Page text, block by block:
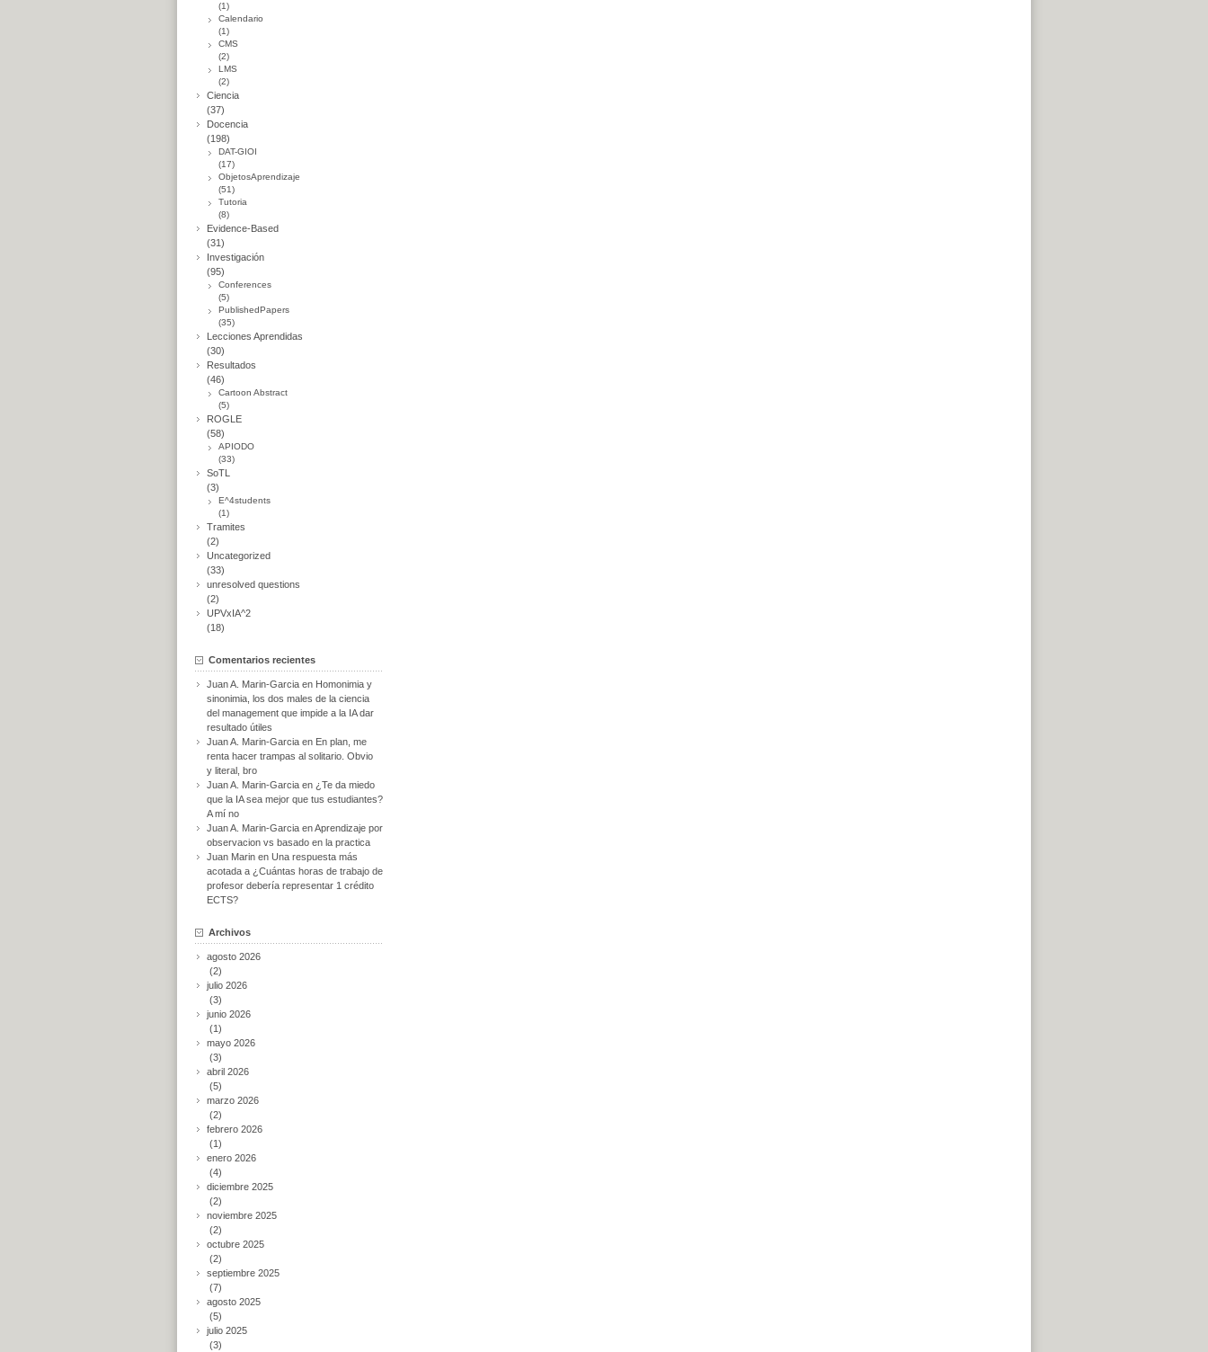
(1)
Calendario
(1)
CMS
(2)
LMS
(2)
Ciencia
(37)
Docencia
(198)
DAT-GIOI
(17)
ObjetosAprendizaje
(51)
Tutoria
(8)
Evidence-Based
(31)
Investigación
(95)
Conferences
(5)
PublishedPapers
(35)
Lecciones Aprendidas
(30)
Resultados
(46)
Cartoon Abstract
(5)
ROGLE
(58)
APIODO
(33)
SoTL
(3)
E^4students
(1)
Tramites
(2)
Uncategorized
(33)
unresolved questions
(2)
UPVxIA^2
(18)
Comentarios recientes
Juan A. Marin-Garcia en Homonimia y
sinonimia, los dos males de la ciencia
del management que impide a la IA dar
resultado útiles
Juan A. Marin-Garcia en En plan, me
renta hacer trampas al solitario. Obvio
y literal, bro
Juan A. Marin-Garcia en ¿Te da miedo
que la IA sea mejor que tus estudiantes?
A mí no
Juan A. Marin-Garcia enAprendizaje por
observacion vs basado en la practica
Juan Marin en Una respuesta más
acotada a ¿Cuántas horas de trabajo de
profesor debería representar 1 crédito
ECTS?
Archivos
agosto 2026
(2)
julio 2026
(3)
junio 2026
(1)
mayo 2026
(3)
abril 2026
(5)
marzo 2026
(2)
febrero 2026
(1)
enero 2026
(4)
diciembre 2025
(2)
noviembre 2025
(2)
octubre 2025
(2)
septiembre 2025
(7)
agosto 2025
(5)
julio 2025
(3)